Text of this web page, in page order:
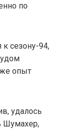
по
к сезону-94,
опыт
удалось
Шумахер,